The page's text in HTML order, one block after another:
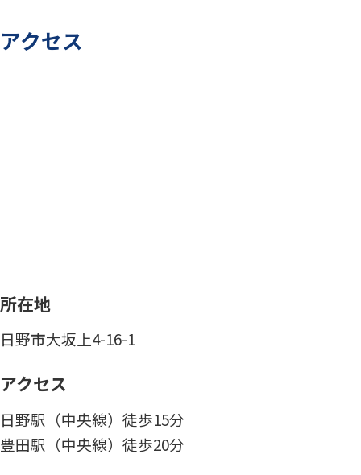
アクセス
所在地
日野市大坂上4-16-1
アクセス
日野駅（中央線）徒歩15分
豊田駅（中央線）徒歩20分